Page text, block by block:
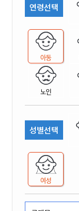
연령선택
아동
노인
성별선택
여성